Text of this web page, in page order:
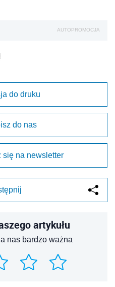
AUTOPROMOCJA
do druku
do nas
się na newsletter
artykułu
nas bardzo ważna